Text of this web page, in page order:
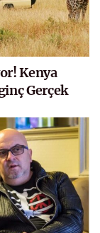
Kenya
Gerçek